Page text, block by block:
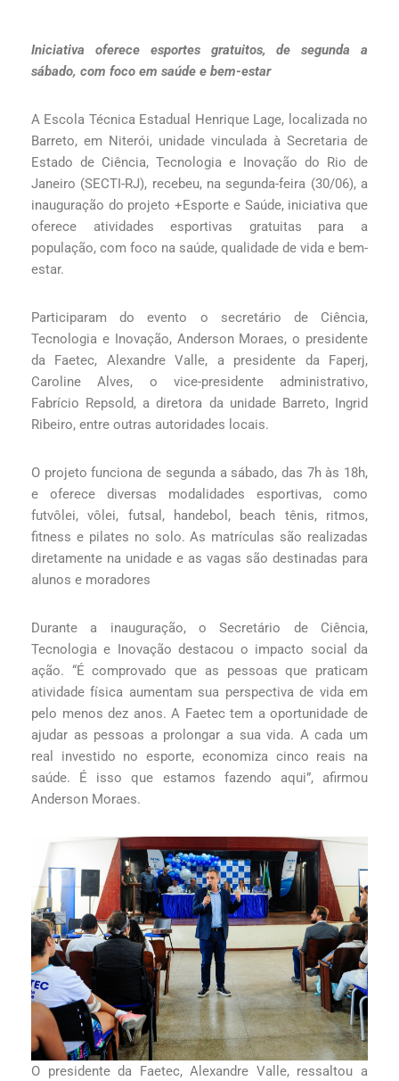
Iniciativa oferece esportes gratuitos, de segunda a
sábado, com foco em saúde e bem-estar
A Escola Técnica Estadual Henrique Lage, localizada no
Barreto, em Niterói, unidade vinculada à Secretaria de
Estado de Ciência, Tecnologia e Inovação do Rio de
Janeiro (SECTI-RJ), recebeu, na segunda-feira (30/06), a
inauguração do projeto +Esporte e Saúde, iniciativa que
oferece atividades esportivas gratuitas para a
população, com foco na saúde, qualidade de vida e bem-
estar.
Participaram do evento o secretário de Ciência,
Tecnologia e Inovação, Anderson Moraes, o presidente
da Faetec, Alexandre Valle, a presidente da Faperj,
Caroline Alves, o vice-presidente administrativo,
Fabrício Repsold, a diretora da unidade Barreto, Ingrid
Ribeiro, entre outras autoridades locais.
O projeto funciona de segunda a sábado, das 7h às 18h,
e oferece diversas modalidades esportivas, como
futvôlei, vôlei, futsal, handebol, beach tênis, ritmos,
fitness e pilates no solo. As matrículas são realizadas
diretamente na unidade e as vagas são destinadas para
alunos e moradores
Durante a inauguração, o Secretário de Ciência,
Tecnologia e Inovação destacou o impacto social da
ação. “É comprovado que as pessoas que praticam
atividade física aumentam sua perspectiva de vida em
pelo menos dez anos. A Faetec tem a oportunidade de
ajudar as pessoas a prolongar a sua vida. A cada um
real investido no esporte, economiza cinco reais na
saúde. É isso que estamos fazendo aqui”, afirmou
Anderson Moraes.
O presidente da Faetec, Alexandre Valle, ressaltou a